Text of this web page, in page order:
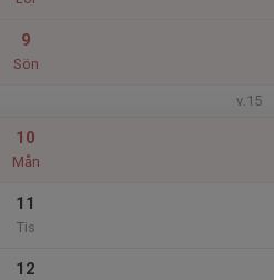
9
Sön
v.15
10
Mån
11
Tis
12